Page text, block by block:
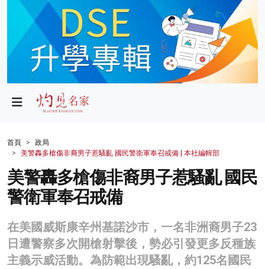
政局
財經
生活
健康
商業
科技
影片
首頁
政局
美警轟多槍傷非裔男子惹騷亂 國民警衛軍奉召戒備 | 本社編輯部
美警轟多槍傷非裔男子惹騷亂 國民
警衛軍奉召戒備
在美國威斯康辛州基諾沙市，一名非洲裔男子23
日遭警察多次開槍射擊後，勢必引發更多反種族
主義示威活動。為防範出現騷亂，約125名國民